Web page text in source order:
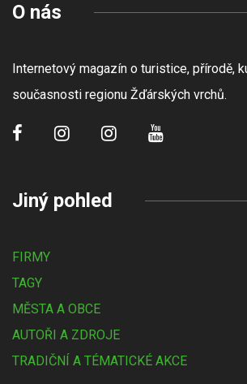
O nás
Internetový magazín o turistice, přírodě,
současnosti regionu Žďárských vrchů.
Jiný pohled
FIRMY
TAGY
MĚSTA A OBCE
AUTOŘI A ZDROJE
TRADIČNÍ A TÉMATICKÉ AKCE